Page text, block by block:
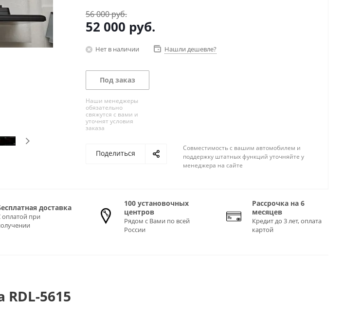
56 000 руб.
52 000 руб.
Нет в наличии Нашли дешевле?
Под заказ
Наши менеджеры
обязательно
свяжутся с вами и
уточнят условия
заказа
Поделиться
Совместимость с вашим автомобилем и
поддержку штатных функций уточняйте у
менеджера на сайте
доставка
оплатой при
100 установочных
центров
Рядом с Вами по всей
России
Рассрочка на 6
месяцев
Кредит до 3 лет, оплата
картой
5615